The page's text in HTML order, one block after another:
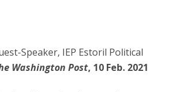
Speaker, IEP Estoril Political
Washington Post, 10 Feb. 2021